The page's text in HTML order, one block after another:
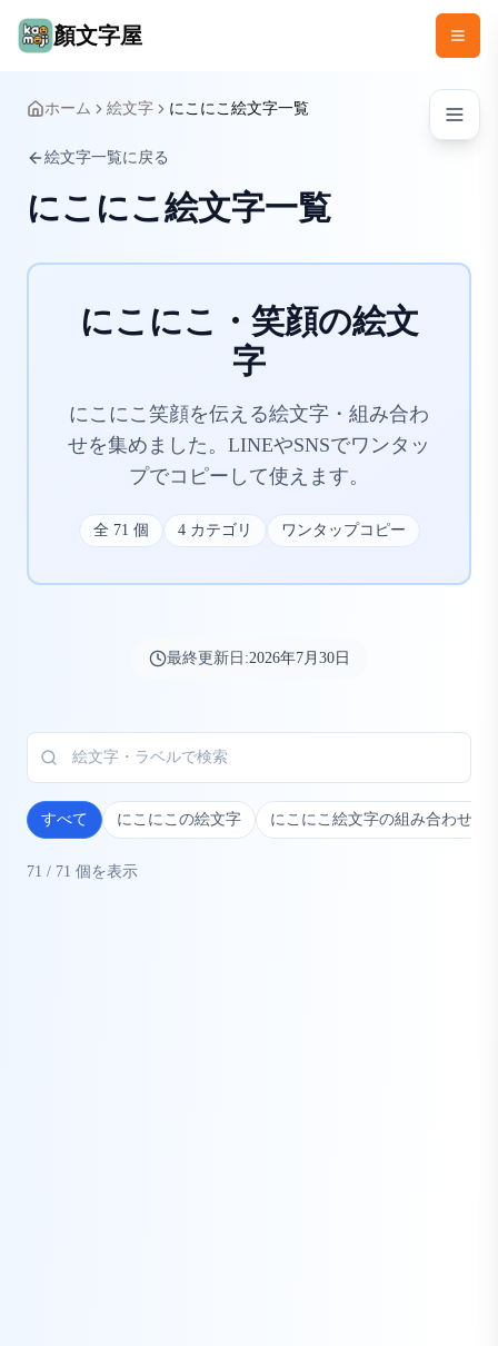
顏文字屋
ホーム 絵文字 にこにこ絵文字一覧
絵文字一覧に戻る
にこにこ絵文字一覧
にこにこ・笑顔の絵文
字
にこにこ笑顔を伝える絵文字・組み合わ
せを集めました。LINEやSNSでワンタッ
プでコピーして使えます。
全 71 個 4カテゴリ ワンタップコピー
最終更新日:2026年7月30日
すべて にこにこの絵文字 にこにこ絵文字の組み合わせ
71 / 71 個を表示